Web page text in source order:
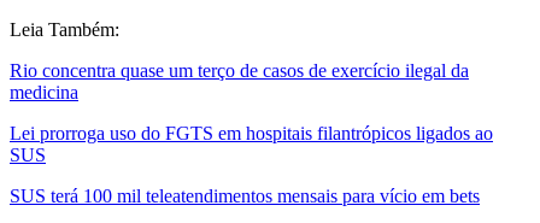
Leia Também:
Rio concentra quase um terço de casos de exercício ilegal da
medicina
Lei prorroga uso do FGTS em hospitais filantrópicos ligados ao
SUS
SUS terá 100 mil teleatendimentos mensais para vício em bets